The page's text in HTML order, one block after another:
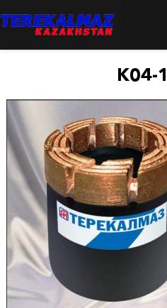
Алматы,
Тау",
блок
1
"Б",
6
этаж,
605
офис
Главная
О
К04-